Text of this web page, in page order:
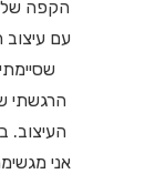
הקפה
עם
הרגשתי
אני